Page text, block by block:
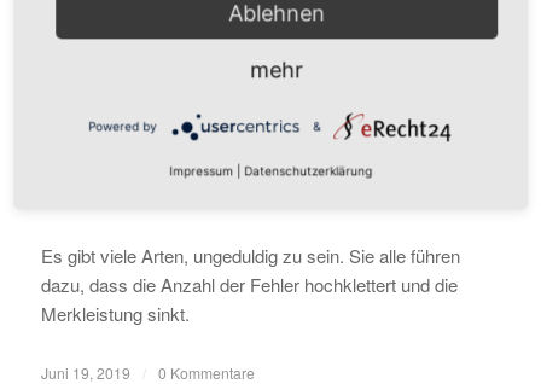
WARUM UNGEDULDIGE
MENSCHEN DAS HALBE
LEBEN VERSÄUMEN
Es gibt viele Arten, ungeduldig zu sein. Sie alle führen
dazu, dass die Anzahl der Fehler hochklettert und die
Merkleistung sinkt.
Juni 19, 2019 0 Kommentare
Ablehnen
mehr
Powered by &
Impressum Datenschutzerklärung